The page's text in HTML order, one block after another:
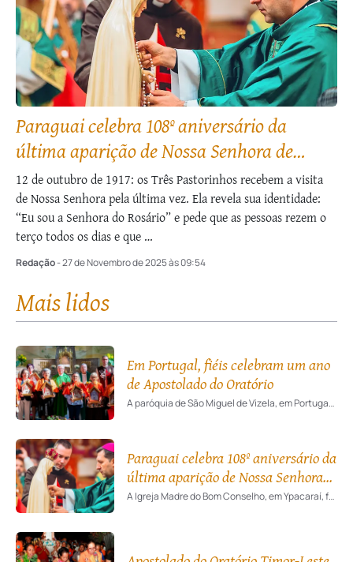
Paraguai celebra 108º aniversário da
última aparição de Nossa Senhora de
Fátima
12 de outubro de 1917: os Três Pastorinhos recebem a visita
de Nossa Senhora pela última vez. Ela revela sua identidade:
“Eu sou a Senhora do Rosário” e pede que as pessoas rezem o
terço todos os dias e que …
Redação- 27 de Novembro de 2025 às 09:54
Mais lidos
Em Portugal, fiéis celebram um ano
de Apostolado do Oratório
A paróquia de São Miguel de Vizela, em Portugal, realizou cerimônia festiva para celebrar um ano da saída em missão dos cinco primeiros Oratórios de Nossa Senhora de Fátima naquela comunidade.
Paraguai celebra 108º aniversário da
última aparição de Nossa Senhora
de Fátima
A Igreja Madre do Bom Conselho, em Ypacaraí, foi palco da solene celebração em honra ao 108º aniversário da última aparição de Nossa Senhora em Fátima, presidida pelo Núncio Apostólico do Paraguai.